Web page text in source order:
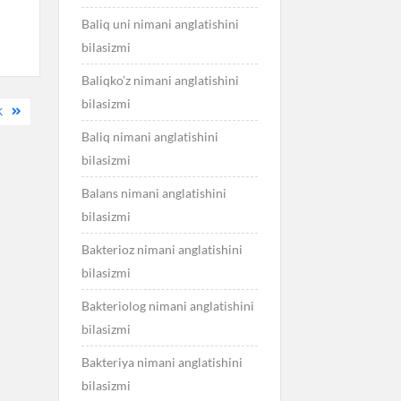
Baliq uni nimani anglatishini
bilasizmi
Baliqko’z nimani anglatishini
bilasizmi
Baliq nimani anglatishini
bilasizmi
Balans nimani anglatishini
bilasizmi
Bakterioz nimani anglatishini
bilasizmi
Bakteriolog nimani anglatishini
bilasizmi
Bakteriya nimani anglatishini
bilasizmi